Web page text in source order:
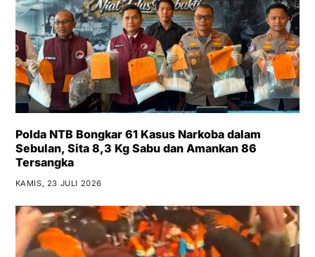
Polda NTB Bongkar 61 Kasus Narkoba dalam
Sebulan, Sita 8,3 Kg Sabu dan Amankan 86
Tersangka
KAMIS, 23 JULI 2026